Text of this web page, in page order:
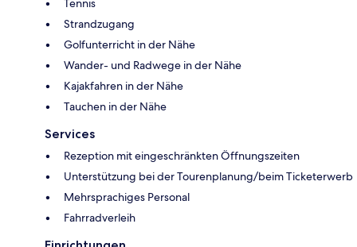
Tennis
Strandzugang
Golfunterricht in der Nähe
Wander- und Radwege in der Nähe
Kajakfahren in der Nähe
Tauchen in der Nähe
Services
Rezeption mit eingeschränkten Öffnungszeiten
Unterstützung bei der Tourenplanung/beim Ticketerwerb
Mehrsprachiges Personal
Fahrradverleih